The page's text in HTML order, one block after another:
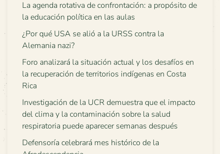
La agenda rotativa de confrontación: a propósito de
la educación política en las aulas
¿Por qué USA se alió a la URSS contra la
Alemania nazi?
Foro analizará la situación actual y los desafíos en
la recuperación de territorios indígenas en Costa
Rica
Investigación de la UCR demuestra que el impacto
del clima y la contaminación sobre la salud
respiratoria puede aparecer semanas después
Defensoría celebrará mes histórico de la